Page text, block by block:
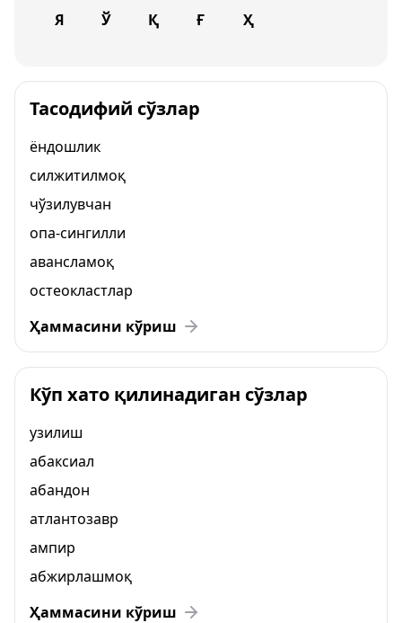
Я Ў Қ Ғ Ҳ
Тасодифий сўзлар
ёндошлик
силжитилмоқ
чўзилувчан
опа-сингилли
авансламоқ
остеокластлар
Ҳаммасини кўриш
Кўп хато қилинадиган сўзлар
узилиш
абаксиал
абандон
атлантозавр
ампир
абжирлашмоқ
Ҳаммасини кўриш